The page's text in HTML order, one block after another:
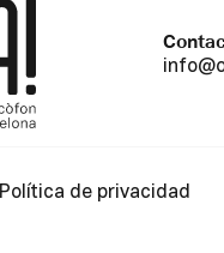
Política de privacidad